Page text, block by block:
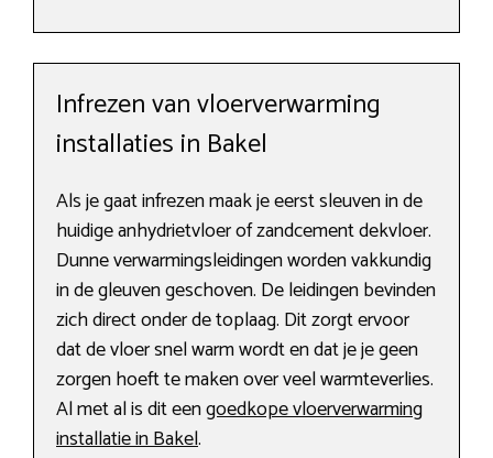
Infrezen van vloerverwarming
installaties in Bakel
Als je gaat infrezen maak je eerst sleuven in de
huidige anhydrietvloer of zandcement dekvloer.
Dunne verwarmingsleidingen worden vakkundig
in de gleuven geschoven. De leidingen bevinden
zich direct onder de toplaag. Dit zorgt ervoor
dat de vloer snel warm wordt en dat je je geen
zorgen hoeft te maken over veel warmteverlies.
Al met al is dit eengoedkope vloerverwarming
installatie in Bakel.